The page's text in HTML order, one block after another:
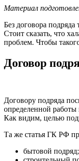
Материал
Без договора
Стоит сказать, что
проблем. Чтобы
Договор
Договору подряда
определенной работы
Как видим, целью
Та же статья ГК РФ
бытовой подряд;